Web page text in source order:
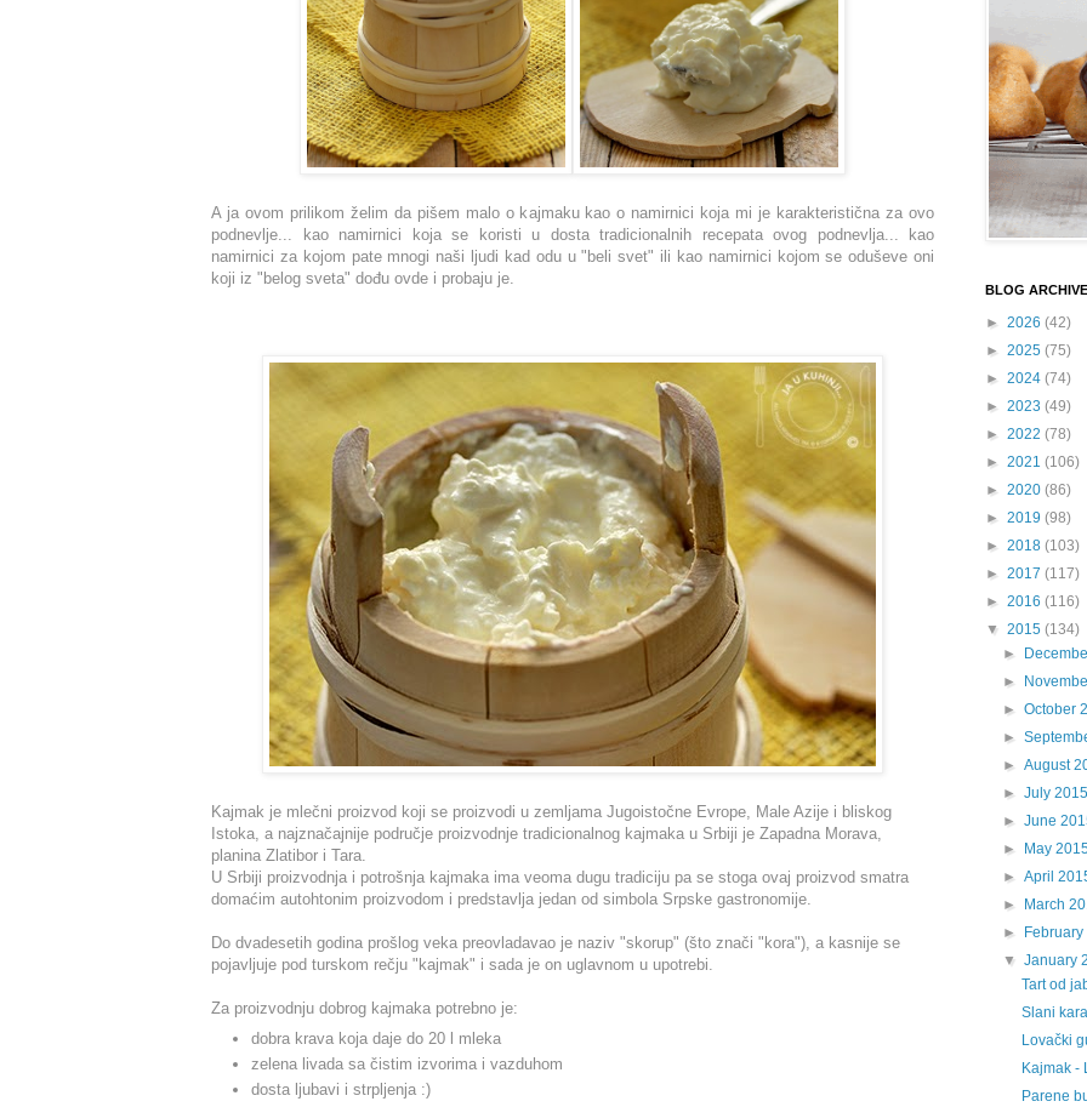
A ja ovom prilikom želim da pišem malo o kajmaku kao o namirnici koja mi je karakteristična za ovo
podnevlje... kao namirnici koja se koristi u dosta tradicionalnih recepata ovog podnevlja... kao
namirnici za kojom pate mnogi naši ljudi kad odu u "beli svet" ili kao namirnici kojom se oduševe oni
koji iz "belog sveta" dođu ovde i probaju je.
Kajmak je mlečni proizvod koji se proizvodi u zemljama Jugoistočne Evrope, Male Azije i bliskog
Istoka, a najznačajnije područje proizvodnje tradicionalnog kajmaka u Srbiji je Zapadna Morava,
planina Zlatibor i Tara.
U Srbiji proizvodnja i potrošnja kajmaka ima veoma dugu tradiciju pa se stoga ovaj proizvod smatra
domaćim autohtonim proizvodom i predstavlja jedan od simbola Srpske gastronomije.
Do dvadesetih godina prošlog veka preovladavao je naziv "skorup" (što znači "kora"), a kasnije se
pojavljuje pod turskom rečju "kajmak" i sada je on uglavnom u upotrebi.
Za proizvodnju dobrog kajmaka potrebno je:
dobra krava koja daje do 20 l mleka
zelena livada sa čistim izvorima i vazduhom
dosta ljubavi i strpljenja :)
BLOG ARCHIVE
► 2026 (42)
► 2025 (75)
► 2024 (74)
► 2023 (49)
► 2022 (78)
► 2021 (106)
► 2020 (86)
► 2019 (98)
► 2018 (103)
► 2017 (117)
► 2016 (116)
▼ 2015 (134)
►
►
►October
►
►August
►July
►June
►
May
►April
►
March
►
▼ January
Tart od
Slani
Lovački
Kajmak -
Parene